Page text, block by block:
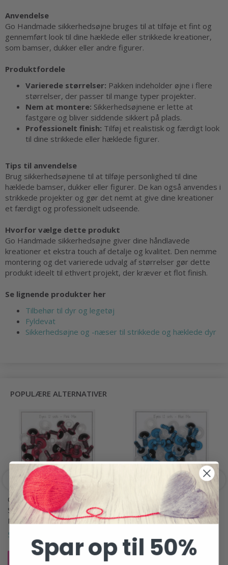
Anvendelse
Go Handmade sikkerhedsøjne bruges til at tilføje et fint og
gennemført look til dine hæklede eller strikkede kreationer,
som bamser, dukker eller andre figurer.
Produktfordele
Varierede størrelser: Pakken indeholder øjne i flere
størrelser, der passer til mange typer projekter.
Nem at montere: Sikkerhedsøjnene er lette at
fastgøre og bliver siddende sikkert på plads.
Professionelt finish: Tilføj et realistisk og færdigt look
til dine strikkede eller hæklede figurer.
Tips til anvendelse
Brug sikkerhedsøjnene til at tilføje personlighed til dine
hæklede bamser, dukker eller figurer. De kan også anvendes i
strikkede projekter og gør det nemt at give dine kreationer
et færdigt og professionelt udseende.
Hvorfor vælge dette produkt
Go Handmade sikkerhedsøjne giver dine håndlavede
kreationer et ekstra touch af detalje og kvalitet. Den nemme
montering og det varierede udvalg af størrelser gør dette
produkt ideelt til ethvert projekt, der kræver et flot finish.
Se lignende produkter her
Tilbehør til dyr og legetøj
Fyldevat
Sikkerhedsøjne og -næser til strikkede og hæklede dyr
POPULÆRE ALTERNATIVER
GO HANDMADE
SIKKERHEDSØJNE, RØDE,
MIX PAKKE, 12 PAR
58,95 DKK
GO HANDMADE
SIKKERHEDSØJNE, BLÅ,
MIX PAKKE, 12 PAR
58,95 DKK
Spar op til 50%